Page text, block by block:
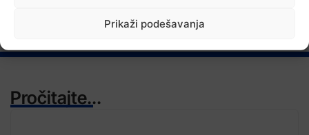
Prikaži podešavanja
Pročitajte...